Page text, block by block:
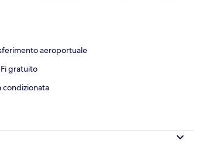
aeroportuale
gratuito
condizionata